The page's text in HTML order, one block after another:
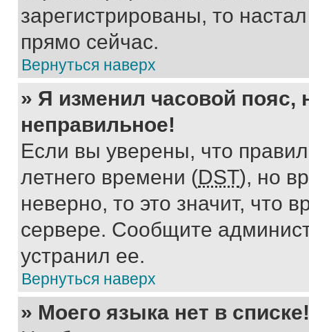
зарегистрированы, то
прямо сейчас.
Вернуться наверх
» Я изменил часовой пояс,
неправильное!
Если вы уверены, что
летнего времени (DST), но
неверно, то это значит, что
сервере. Сообщите
устранил ее.
Вернуться наверх
» Моего языка нет в списке!